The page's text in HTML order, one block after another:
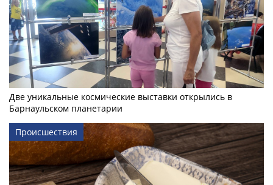
Две уникальные космические выставки открылись в
Барнаульском планетарии
Происшествия